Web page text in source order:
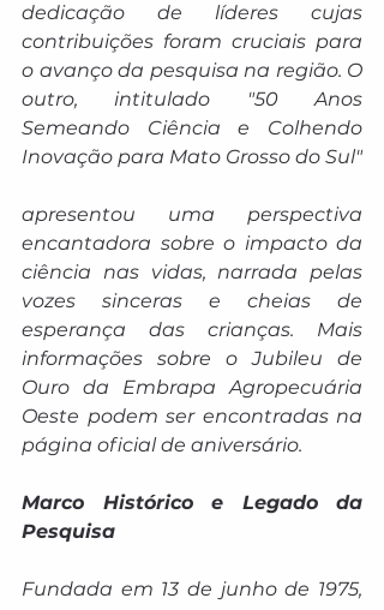
dedicação de líderes cujas
contribuições foram cruciais para
o avanço da pesquisa na região. O
outro, intitulado "50 Anos
Semeando Ciência e Colhendo
Inovação para Mato Grosso do Sul"
apresentou uma perspectiva
encantadora sobre o impacto da
ciência nas vidas, narrada pelas
vozes sinceras e cheias de
esperança das crianças. Mais
informações sobre o Jubileu de
Ouro da Embrapa Agropecuária
Oeste podem ser encontradas na
página oficial de aniversário.
Marco Histórico e Legado da
Pesquisa
Fundada em 13 de junho de 1975,